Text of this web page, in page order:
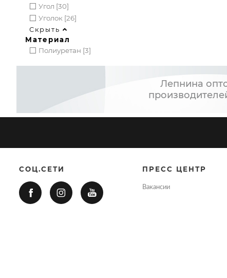
Угол [30]
Уголок [26]
Скрыть
Материал
Полиуретан [3]
Лепнина
СОЦ.СЕТИ ПРЕСС ЦЕНТР
Вакансии